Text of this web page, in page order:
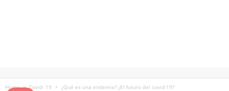
Home Covid- 19 ¿Qué es una endemia? ¿El futuro del covid-19?